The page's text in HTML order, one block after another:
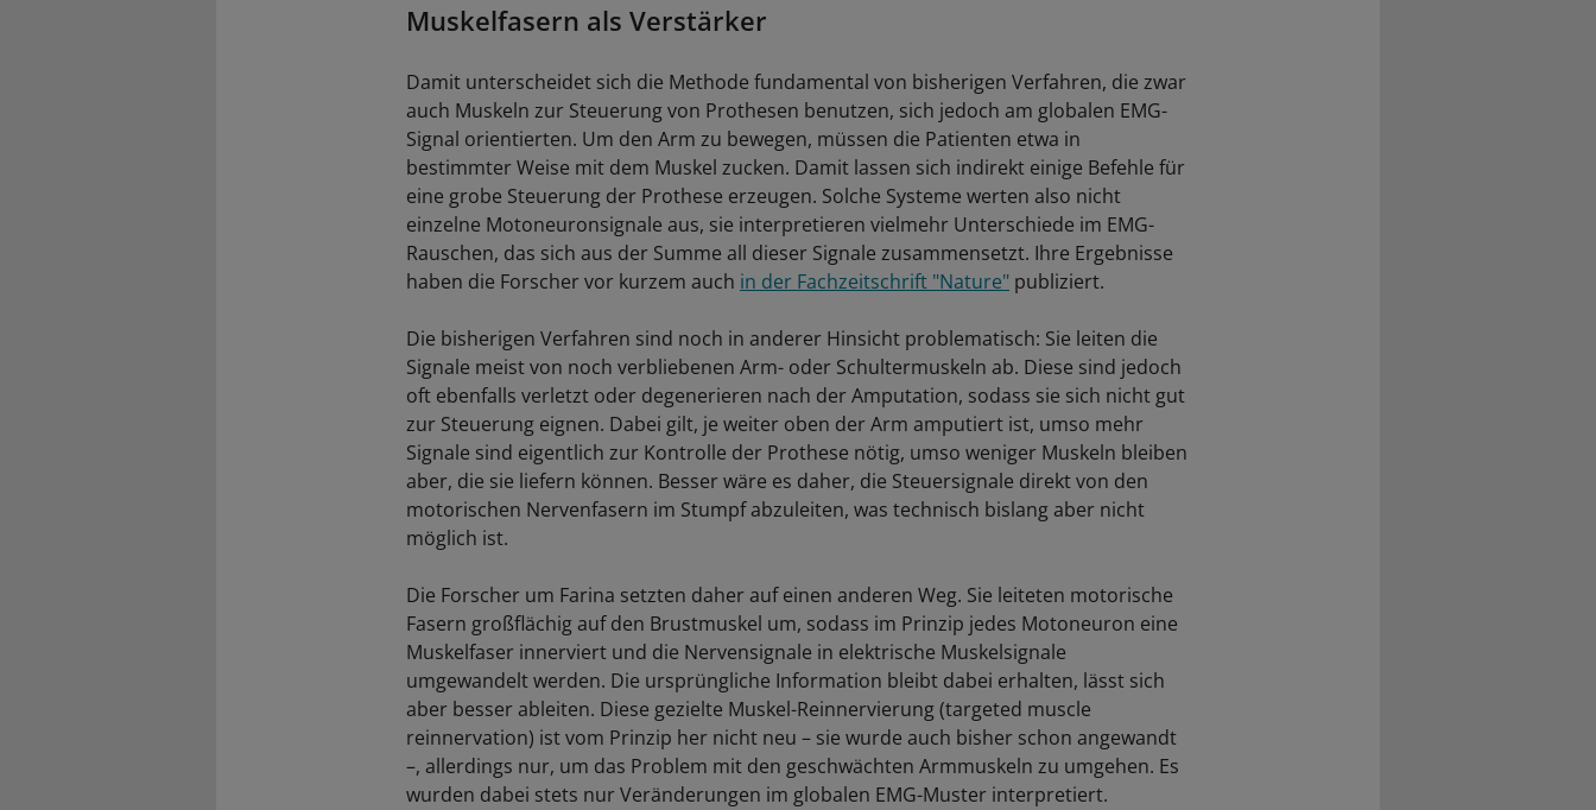
Muskelfasern als Verstärker
Damit unterscheidet sich die Methode fundamental von bisherigen Verfahren, die zwar
auch Muskeln zur Steuerung von Prothesen benutzen, sich jedoch am globalen EMG-
Signal orientierten. Um den Arm zu bewegen, müssen die Patienten etwa in
bestimmter Weise mit dem Muskel zucken. Damit lassen sich indirekt einige Befehle für
eine grobe Steuerung der Prothese erzeugen. Solche Systeme werten also nicht
einzelne Motoneuronsignale aus, sie interpretieren vielmehr Unterschiede im EMG-
Rauschen, das sich aus der Summe all dieser Signale zusammensetzt. Ihre Ergebnisse
haben die Forscher vor kurzem auch in der Fachzeitschrift "Nature" publiziert.
Die bisherigen Verfahren sind noch in anderer Hinsicht problematisch: Sie leiten die
Signale meist von noch verbliebenen Arm- oder Schultermuskeln ab. Diese sind jedoch
oft ebenfalls verletzt oder degenerieren nach der Amputation, sodass sie sich nicht gut
zur Steuerung eignen. Dabei gilt, je weiter oben der Arm amputiert ist, umso mehr
Signale sind eigentlich zur Kontrolle der Prothese nötig, umso weniger Muskeln bleiben
aber, die sie liefern können. Besser wäre es daher, die Steuersignale direkt von den
motorischen Nervenfasern im Stumpf abzuleiten, was technisch bislang aber nicht
möglich ist.
Die Forscher um Farina setzten daher auf einen anderen Weg. Sie leiteten motorische
Fasern großflächig auf den Brustmuskel um, sodass im Prinzip jedes Motoneuron eine
Muskelfaser innerviert und die Nervensignale in elektrische Muskelsignale
umgewandelt werden. Die ursprüngliche Information bleibt dabei erhalten, lässt sich
aber besser ableiten. Diese gezielte Muskel-Reinnervierung (targeted muscle
reinnervation) ist vom Prinzip her nicht neu – sie wurde auch bisher schon angewandt
–, allerdings nur, um das Problem mit den geschwächten Armmuskeln zu umgehen. Es
wurden dabei stets nur Veränderungen im globalen EMG-Muster interpretiert.